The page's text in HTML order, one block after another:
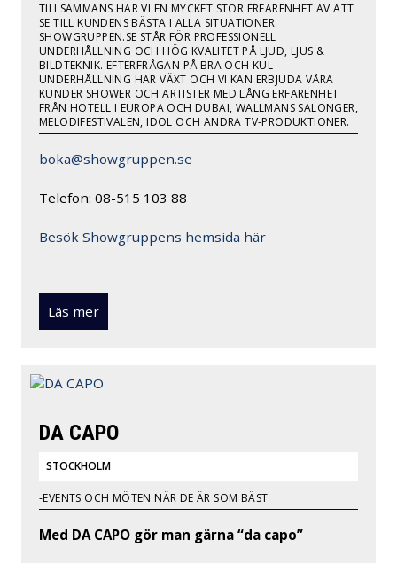
TILLSAMMANS HAR VI EN MYCKET STOR ERFARENHET AV ATT
SE TILL KUNDENS BÄSTA I ALLA SITUATIONER.
SHOWGRUPPEN.SE STÅR FÖR PROFESSIONELL
UNDERHÅLLNING OCH HÖG KVALITET PÅ LJUD, LJUS &
BILDTEKNIK. EFTERFRÅGAN PÅ BRA OCH KUL
UNDERHÅLLNING HAR VÄXT OCH VI KAN ERBJUDA VÅRA
KUNDER SHOWER OCH ARTISTER MED LÅNG ERFARENHET
FRÅN HOTELL I EUROPA OCH DUBAI, WALLMANS SALONGER,
MELODIFESTIVALEN, IDOL OCH ANDRA TV-PRODUKTIONER.
boka@showgruppen.se
Telefon: 08-515 103 88
Besök Showgruppens hemsida här
Läs mer
DA CAPO
STOCKHOLM
-EVENTS OCH MÖTEN NÄR DE ÄR SOM BÄST
Med DA CAPO gör man gärna “da capo”